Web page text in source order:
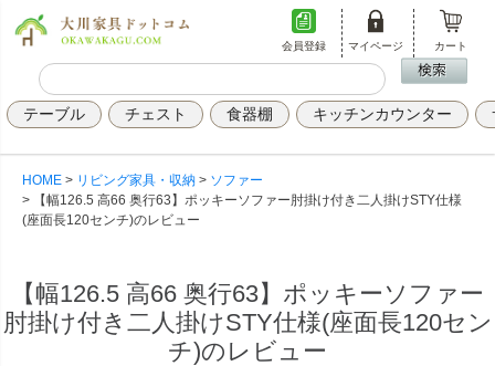
会員登録 マイページ カート
テーブル チェスト 食器棚 キッチンカウンター
HOME リビング家具・収納
ソファー
【幅126.5 高66 奥行63】ポッキーソファー肘掛け付き二人掛けSTY仕様
(座面長120センチ)のレビュー
【幅126.5 高66 奥行63】ポッキーソファー
肘掛け付き二人掛けSTY仕様(座面長120セン
チ)のレビュー